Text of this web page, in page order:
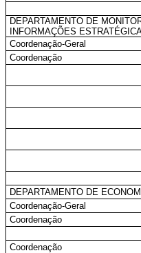
DEPARTAMENTO DE
INFORMAÇÕES
Coordenação-Geral
Coordenação
DEPARTAMENTO DE
Coordenação-Geral
Coordenação
Coordenação